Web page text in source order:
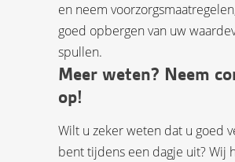
en neem
goed opbergen van uw
spullen.
Meer weten? Neem
op!
Wilt u zeker weten dat u goed
bent tijdens een dagje uit? Wij